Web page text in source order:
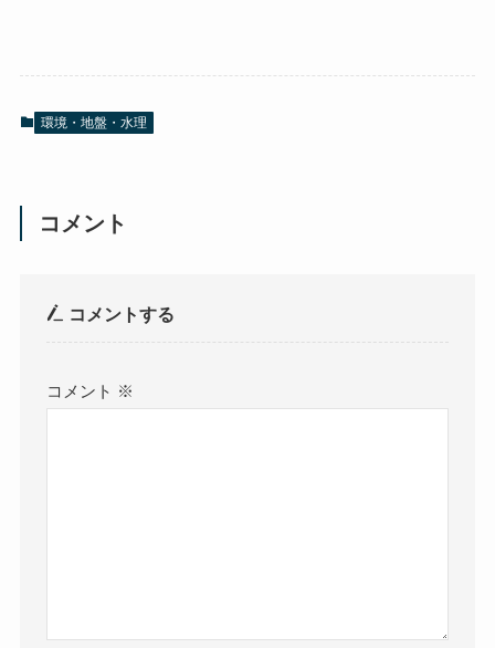
e
b
k
er
環境・地盤・水理
コメント
コメントする
コメント ※